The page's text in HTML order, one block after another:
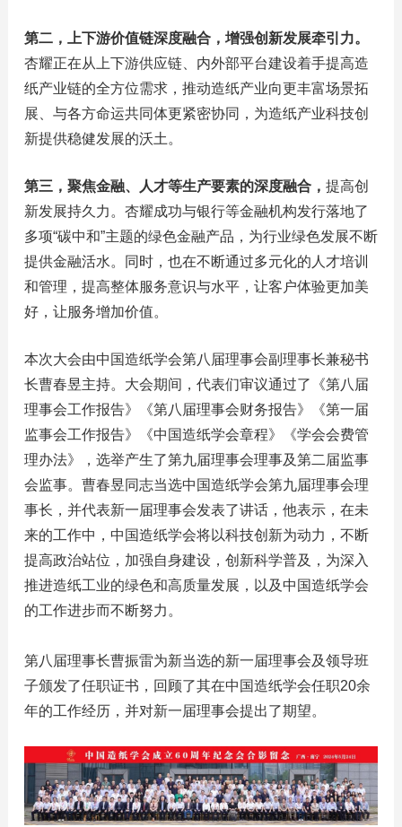
第二，上下游价值链深度融合，增强创新发展牵引力。
杏耀正在从上下游供应链、内外部平台建设着手提高造
纸产业链的全方位需求，推动造纸产业向更丰富场景拓
展、与各方命运共同体更紧密协同，为造纸产业科技创
新提供稳健发展的沃土。
第三，聚焦金融、人才等生产要素的深度融合， 提高创
新发展持久力。杏耀成功与银行等金融机构发行落地了
多项“碳中和”主题的绿色金融产品，为行业绿色发展不断
提供金融活水。同时，也在不断通过多元化的人才培训
和管理，提高整体服务意识与水平，让客户体验更加美
好，让服务增加价值。
本次大会由中国造纸学会第八届理事会副理事长兼秘书
长曹春昱主持。大会期间，代表们审议通过了《第八届
理事会工作报告》《第八届理事会财务报告》《第一届
监事会工作报告》《中国造纸学会章程》《学会会费管
理办法》，选举产生了第九届理事会理事及第二届监事
会监事。曹春昱同志当选中国造纸学会第九届理事会理
事长，并代表新一届理事会发表了讲话，他表示，在未
来的工作中，中国造纸学会将以科技创新为动力，不断
提高政治站位，加强自身建设，创新科学普及，为深入
推进造纸工业的绿色和高质量发展，以及中国造纸学会
的工作进步而不断努力。
第八届理事长曹振雷为新当选的新一届理事会及领导班
子颁发了任职证书，回顾了其在中国造纸学会任职20余
年的工作经历，并对新一届理事会提出了期望。